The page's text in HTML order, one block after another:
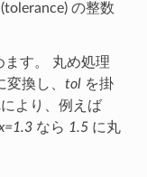
の整数
す。 丸め処理
換し、 tolを掛
より、例えば
なら 1.5に丸